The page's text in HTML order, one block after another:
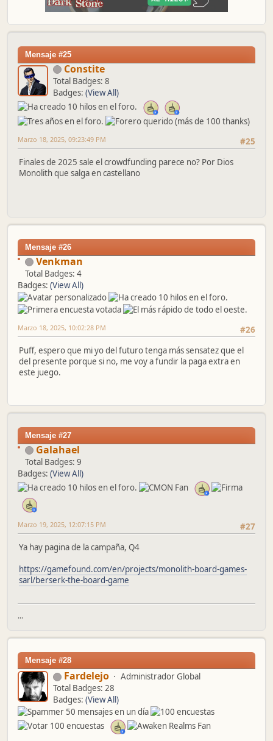
Mensaje #25
Constite
Total Badges: 8
Badges: (View All)
#25
Marzo 18, 2025, 09:23:49 PM
Finales de 2025 sale el crowdfunding parece no? Por Dios
Monolith que salga en castellano
Mensaje #26
Venkman
Total Badges: 4
Badges: (View All)
#26
Marzo 18, 2025, 10:02:28 PM
Puff, espero que mi yo del futuro tenga más sensatez que el
del presente porque si no, me voy a fundir la paga extra en
este juego.
Mensaje #27
Galahael
Total Badges: 9
Badges: (View All)
#27
Marzo 19, 2025, 12:07:15 PM
Ya hay pagina de la campaña, Q4
https://gamefound.com/en/projects/monolith-board-games-
sarl/berserk-the-board-game
...
Mensaje #28
Fardelejo
Administrador Global
Total Badges: 28
Badges: (View All)